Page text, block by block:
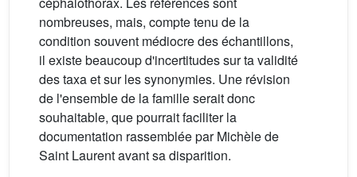
nombreuses, mais, compte tenu de la
condition souvent médiocre des échantillons,
il existe beaucoup d'incertitudes sur ta validité
des taxa et sur les synonymies. Une révision
de l'ensemble de la famille serait donc
souhaitable, que pourrait faciliter la
documentation rassemblée par Michèle de
Saint Laurent avant sa disparition.